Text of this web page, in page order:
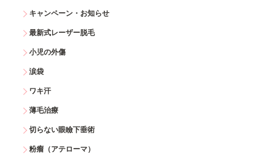
キャンペーン・お知らせ
最新式レーザー脱毛
小児の外傷
涙袋
ワキ汗
薄毛治療
切らない眼瞼下垂術
粉瘤（アテローマ）